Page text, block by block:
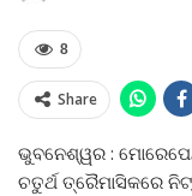
8
Share
ଭୁବନେଶ୍ୱର :
ଚତୁର୍ଥ ତ୍ରୈମାସିକରେ